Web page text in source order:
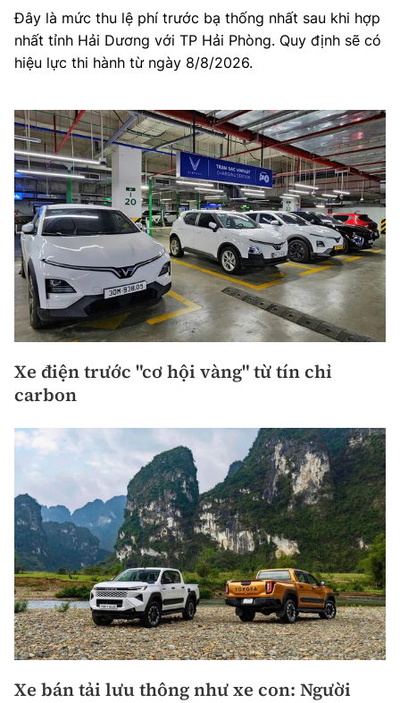
Đây là mức thu lệ phí trước bạ thống nhất sau khi hợp
nhất tỉnh Hải Dương với TP Hải Phòng. Quy định sẽ có
hiệu lực thi hành từ ngày 8/8/2026.
Xe điện trước "cơ hội vàng" từ tín chỉ
carbon
Xe bán tải lưu thông như xe con: Người